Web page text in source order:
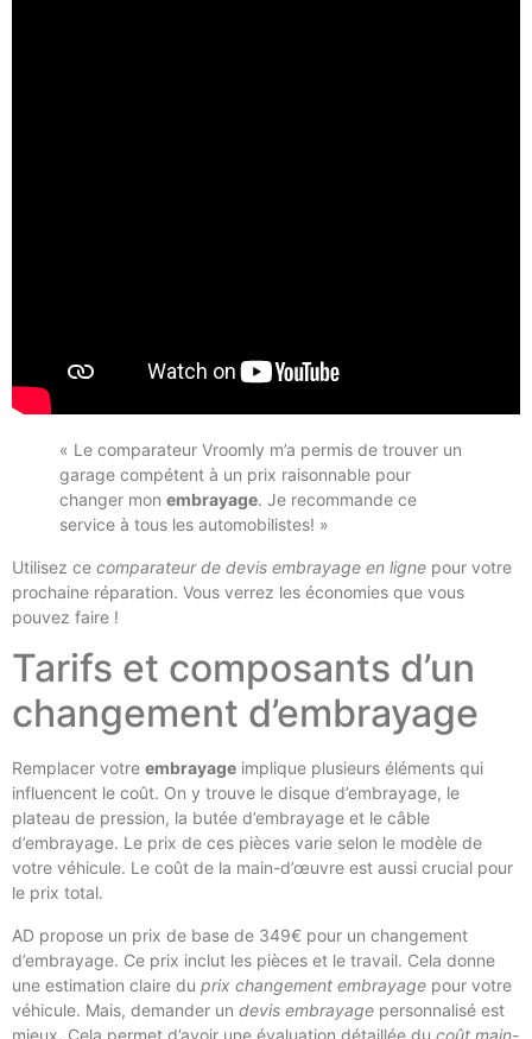
« Le comparateur Vroomly m’a permis de trouver un
garage compétent à un prix raisonnable pour
changer mon embrayage. Je recommande ce
service à tous les automobilistes! »
Utilisez ce comparateur de devis embrayage en ligne pour votre
prochaine réparation. Vous verrez les économies que vous
pouvez faire !
Tarifs et composants d’un
changement d’embrayage
Remplacer votre embrayage implique plusieurs éléments qui
influencent le coût. On y trouve le disque d’embrayage, le
plateau de pression, la butée d’embrayage et le câble
d’embrayage. Le prix de ces pièces varie selon le modèle de
votre véhicule. Le coût de la main-d’œuvre est aussi crucial pour
le prix total.
AD propose un prix de base de 349€ pour un changement
d’embrayage. Ce prix inclut les pièces et le travail. Cela donne
une estimation claire du prix changement embrayage pour votre
véhicule. Mais, demander un devis embrayage personnalisé est
mieux. Cela permet d’avoir une évaluation détaillée du coût main-